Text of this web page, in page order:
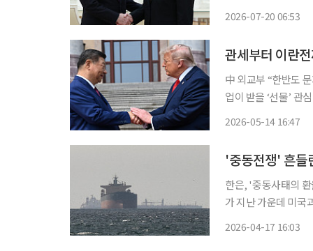
2026-07-20 06:53
관세부터 이란
中 외교부 “한반도
업이 받을 ‘선물’ 관
2026-05-14 16:47
한은, '중동사태의 환율 영향
가 지난 가운데 미국
2026-04-17 16:03